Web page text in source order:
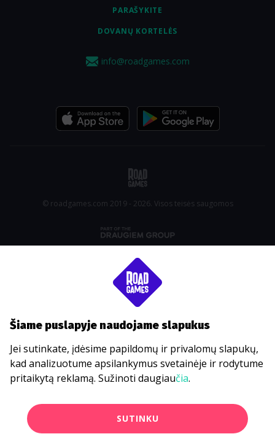
PARAŠYKITE
DOVANŲ KORTELĖS
info@roadgames.com
© roadgames.com 2019 - 2026. Visos teisės saugomos
Šiame puslapyje naudojame slapukus
Jei sutinkate, įdėsime papildomų ir privalomų slapukų,
kad analizuotume apsilankymus svetainėje ir rodytume
pritaikytą reklamą. Sužinoti daugiaučia.
SUTINKU